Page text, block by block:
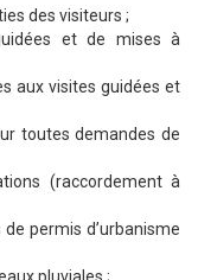
des visiteurs ;
et de mises à
aux visites guidées et
toutes demandes de
(raccordement à
permis d’urbanisme